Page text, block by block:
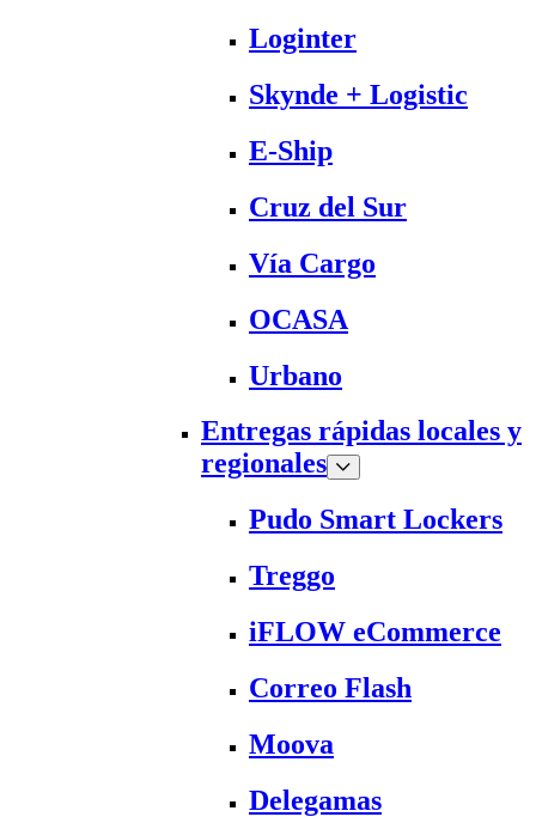
Loginter
Skynde + Logistic
E-Ship
Cruz del Sur
Vía Cargo
OCASA
Urbano
Entregas rápidas locales y
regionales
Pudo Smart Lockers
Treggo
iFLOW eCommerce
Correo Flash
Moova
Delegamas